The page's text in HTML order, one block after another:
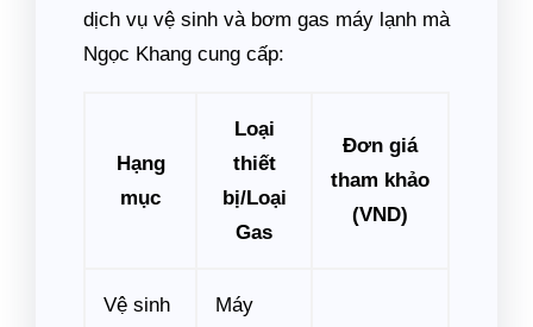
dịch vụ vệ sinh và bơm gas máy lạnh mà
Ngọc Khang cung cấp:
Hạng
mục
Loại
thiết
bị/Loại
Gas
Đơn giá
tham khảo
(VND)
Vệ sinh
Máy